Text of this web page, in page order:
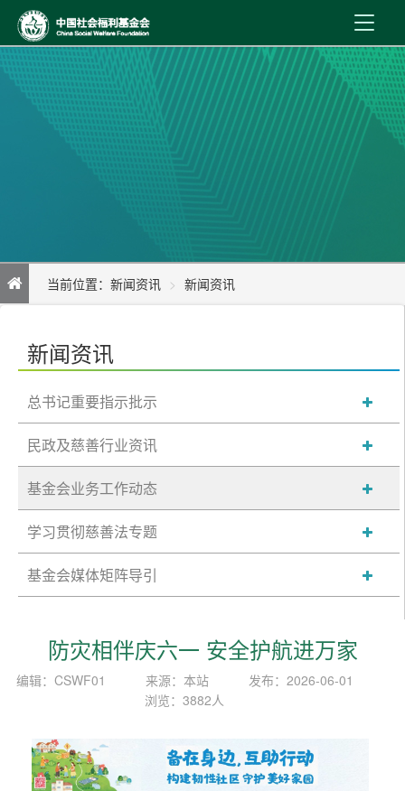
首 页
新闻资讯
机构介绍
当前位置： 新闻资讯 新闻资讯
新闻资讯
总书记重要指示批示
民政及慈善行业资讯
基金会业务工作动态
学习贯彻慈善法专题
基金会媒体矩阵导引
防灾相伴庆六一 安全护航进万家
编辑：CSWF01 来源：本站
发布：2026-06-01
浏览：3882人